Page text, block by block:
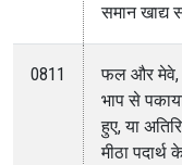
समान खाद्य
0811
फल और मेवे,
भाप से
हुए, या
मीठा पदार्थ